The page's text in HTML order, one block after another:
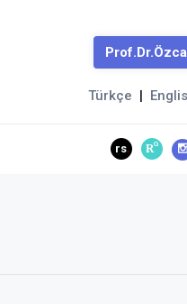
Türkçe |
rs. RG